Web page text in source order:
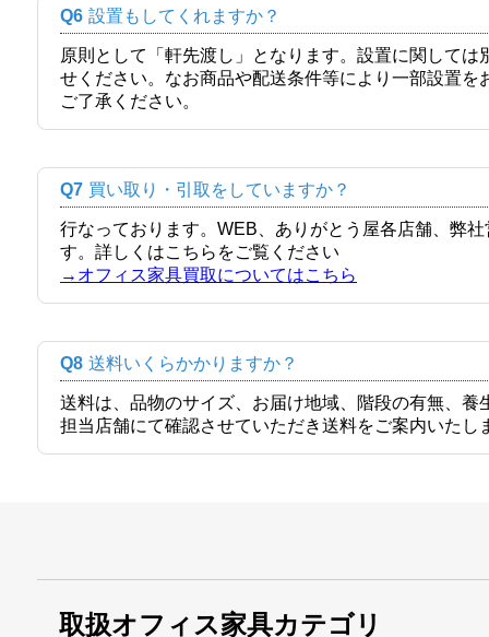
Q6 設置もしてくれますか？
原則として「軒先渡し」となります。設置に関して
せください。なお商品や配送条件等により一部設置
ご了承ください。
Q7 買い取り・引取をしていますか？
行なっております。WEB、ありがとう屋各店舗、弊
す。詳しくはこちらをご覧ください
→オフィス家具買取についてはこちら
Q8 送料いくらかかりますか？
送料は、品物のサイズ、お届け地域、階段の有無、
担当店舗にて確認させていただき送料をご案内いたし
取扱オフィス家具カテゴリ